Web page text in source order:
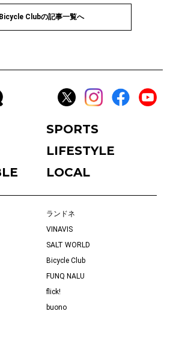
Bicycle Clubの記事一覧へ
SPORTS
LIFESTYLE
LOCAL
ランドネ
VINAVIS
SALT WORLD
Bicycle Club
FUNQ NALU
flick!
buono